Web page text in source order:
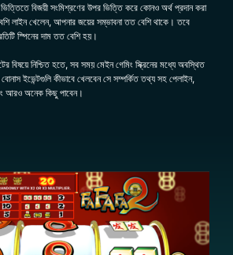
বিজয়ী সংমিশ্রণের উপর ভিত্তি করে কোনও অর্থ প্রদান করা
লাইন খেলেন, আপনার জয়ের সম্ভাবনা তত বেশি থাকে। তবে
স্পিনের দাম তত বেশি হয়।
বিষয়ে নিশ্চিত হতে, সব সময় মেইন গেমিং স্ক্রিনের মধ্যে অবস্থিত
ইভেন্টগুলি কীভাবে খেলবেন সে সম্পর্কিত তথ্য সহ পেলাইন,
আরও অনেক কিছু পাবেন।